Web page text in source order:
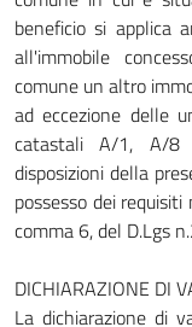
beneficio si applica
all'immobile
comune un altro
ad eccezione delle
catastali A/1, A/8
disposizioni della
possesso dei
comma 6, del D.Lgs
DICHIARAZIONE DI
La dichiarazione di